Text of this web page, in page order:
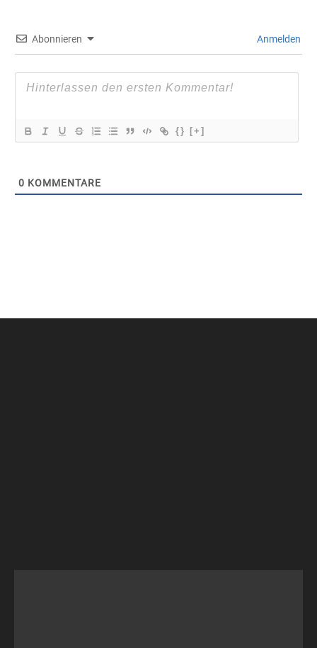
Abonnieren Anmelden
{} [+]
0 KOMMENTARE